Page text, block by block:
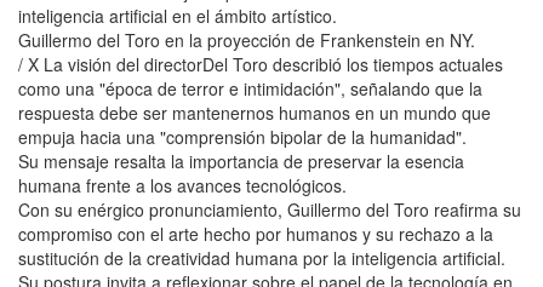
inteligencia artificial en el ámbito artístico.
Guillermo del Toro en la proyección de Frankenstein en NY.
/ X La visión del directorDel Toro describió los tiempos actuales
como una "época de terror e intimidación", señalando que la
respuesta debe ser mantenernos humanos en un mundo que
empuja hacia una "comprensión bipolar de la humanidad".
Su mensaje resalta la importancia de preservar la esencia
humana frente a los avances tecnológicos.
Con su enérgico pronunciamiento, Guillermo del Toro reafirma su
compromiso con el arte hecho por humanos y su rechazo a la
sustitución de la creatividad humana por la inteligencia artificial.
Su postura invita a reflexionar sobre el papel de la tecnología en